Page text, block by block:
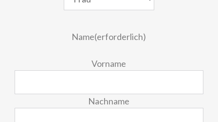
Name(erforderlich)
Vorname
Nachname